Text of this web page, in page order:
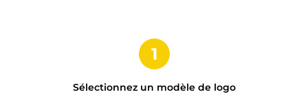
Sélectionnez un modèle de logo